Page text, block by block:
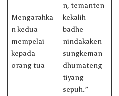
Mengarahka
n kedua
mempelai
kepada
orang tua
n, temanten
kekalih
badhe
nindakaken
sungkeman
dhumateng
tiyang
sepuh.”